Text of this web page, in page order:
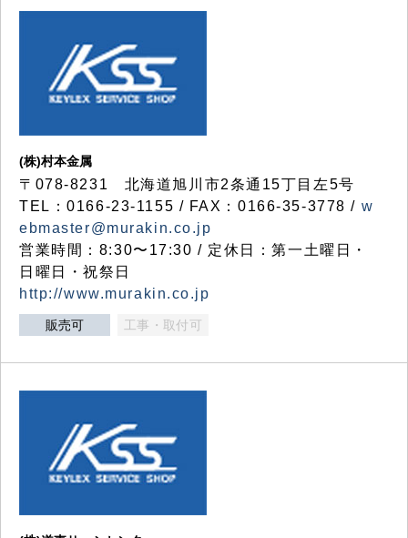
(株)村本金属
〒078-8231 北海道旭川市2条通15丁目左5号
TEL：0166-23-1155 / FAX：0166-35-3778 / w
ebmaster@murakin.co.jp
営業時間：8:30〜17:30 / 定休日：第一土曜日・
日曜日・祝祭日
http://www.murakin.co.jp
販売可 工事・取付可